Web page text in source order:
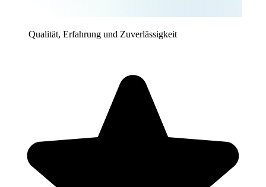
Qualität, Erfahrung und Zuverlässigkeit